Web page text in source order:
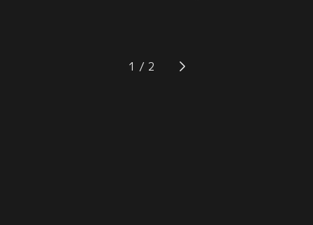
った鈴と恋華は戦中に紛れて互いを
始末しようと事を構えていた。【提
ようとしていた。【提供：バンダイ
チャンネル】
1